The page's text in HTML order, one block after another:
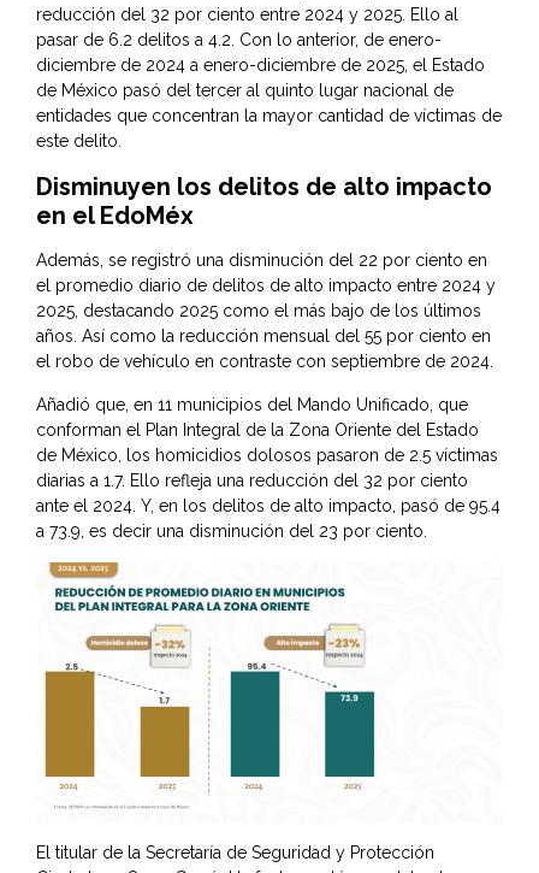
reducción del 32 por ciento entre 2024 y 2025. Ello al
pasar de 6.2 delitos a 4.2. Con lo anterior, de enero-
diciembre de 2024 a enero-diciembre de 2025, el Estado
de México pasó del tercer al quinto lugar nacional de
entidades que concentran la mayor cantidad de víctimas de
este delito.
Disminuyen los delitos de alto impacto
en el EdoMéx
Además, se registró una disminución del 22 por ciento en
el promedio diario de delitos de alto impacto entre 2024 y
2025, destacando 2025 como el más bajo de los últimos
años. Así como la reducción mensual del 55 por ciento en
el robo de vehículo en contraste con septiembre de 2024.
Añadió que, en 11 municipios del Mando Unificado, que
conforman el Plan Integral de la Zona Oriente del Estado
de México, los homicidios dolosos pasaron de 2.5 víctimas
diarias a 1.7. Ello refleja una reducción del 32 por ciento
ante el 2024. Y, en los delitos de alto impacto, pasó de 95.4
a 73.9, es decir una disminución del 23 por ciento.
El titular de la Secretaría de Seguridad y Protección